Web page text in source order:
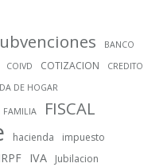
BANCO
COIVD COTIZACION CREDITO
DE HOGAR
FAMILIA FISCAL
hacienda
impuesto
IVA Jubilacion